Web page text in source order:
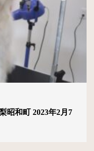
昭和町 2023年2月7